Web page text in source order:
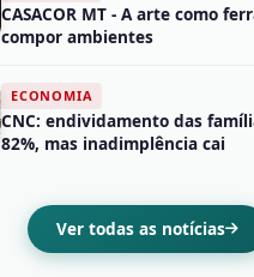
CASACOR MT - A arte como
compor ambientes
ECONOMIA
CNC: endividamento das
82%, mas inadimplência cai
Ver todas as notícias